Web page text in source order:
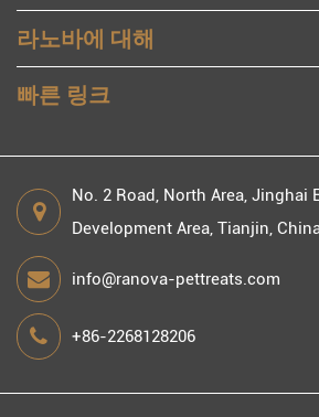
라노바에 대해
빠른 링크
No. 2 Road, North Area, Jinghai
Development Area, Tianjin,
info@ranova-pettreats.com
+86-2268128206